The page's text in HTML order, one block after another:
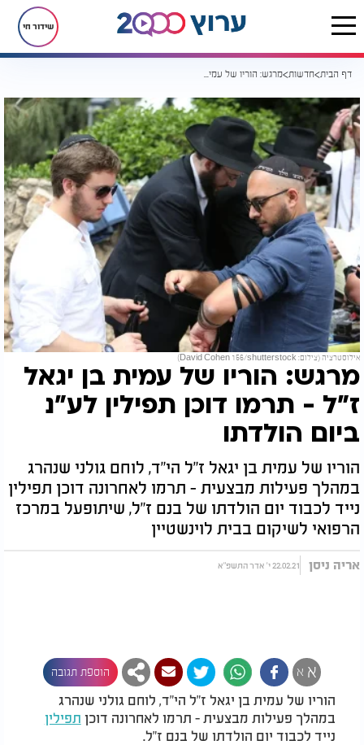
שידור חי
דף הבית חדשות מרגש: הוריו של עמית בן יגאל ז"ל - תרמו דוכן תפילין לע"נ ביום הולדתו
אילוסטרציה (צילום: David Cohen 156/shutterstock)
מרגש: הוריו של עמית בן יגאל
ז"ל - תרמו דוכן תפילין לע"נ
ביום הולדתו
הוריו של עמית בן יגאל ז"ל הי"ד, לוחם גולני שנהרג
במהלך פעילות מבצעית - תרמו לאחרונה דוכן תפילין
נייד לכבוד יום הולדתו של בנם ז"ל, שיתופעל במרכז
הרפואי לשיקום בבית לוינשטיין
אריה ניסן 22.02.21 י' אדר התשפ"א
א א הוספת תגובה
הוריו של עמית בן יגאל ז"ל הי"ד, לוחם גולני שנהרג
במהלך פעילות מבצעית - תרמו לאחרונה דוכן תפילין
נייד לכבוד יום הולדתו של בנם ז"ל.